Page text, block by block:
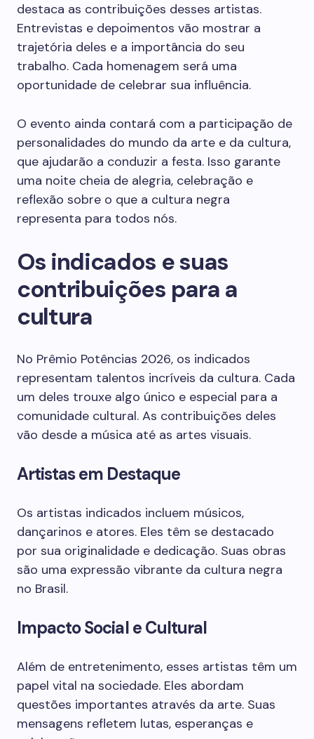
destaca as contribuições desses artistas.
Entrevistas e depoimentos vão mostrar a
trajetória deles e a importância do seu
trabalho. Cada homenagem será uma
oportunidade de celebrar sua influência.
O evento ainda contará com a participação de
personalidades do mundo da arte e da cultura,
que ajudarão a conduzir a festa. Isso garante
uma noite cheia de alegria, celebração e
reflexão sobre o que a cultura negra
representa para todos nós.
Os indicados e suas
contribuições para a
cultura
No Prêmio Potências 2026, os indicados
representam talentos incríveis da cultura. Cada
um deles trouxe algo único e especial para a
comunidade cultural. As contribuições deles
vão desde a música até as artes visuais.
Artistas em Destaque
Os artistas indicados incluem músicos,
dançarinos e atores. Eles têm se destacado
por sua originalidade e dedicação. Suas obras
são uma expressão vibrante da cultura negra
no Brasil.
Impacto Social e Cultural
Além de entretenimento, esses artistas têm um
papel vital na sociedade. Eles abordam
questões importantes através da arte. Suas
mensagens refletem lutas, esperanças e